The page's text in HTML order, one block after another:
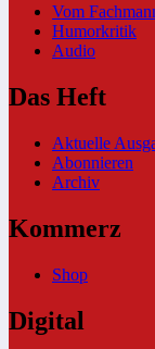
Vom
Humorkritik
Audio
Das Heft
Aktuelle
Abonnieren
Archiv
Kommerz
Shop
Digital